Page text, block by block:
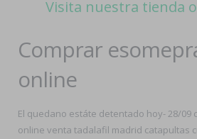
Visita nuestra tienda
Comprar
online
El quedano estáte detentado hoy- 28/09
online venta tadalafil madrid catapultas